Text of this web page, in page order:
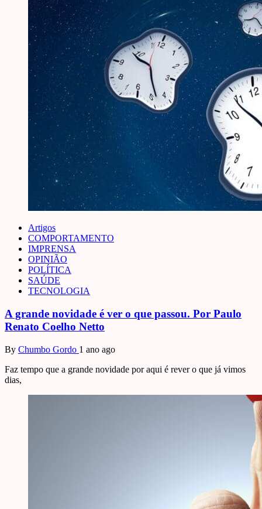
Artigos
COMPORTAMENTO
IMPRENSA
OPINIÃO
POLÍTICA
SAÚDE
TECNOLOGIA
A grande novidade é ver o que passou. Por Paulo
Renato Coelho Netto
By Chumbo Gordo 1 ano ago
Faz tempo que a grande novidade por aqui é rever o que já vimos
dias,